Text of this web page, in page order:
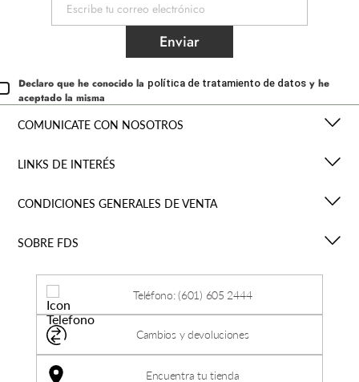
Enviar
Declaro que he conocido la política de tratamiento de datos y he
aceptado la misma
COMUNICATE CON NOSOTROS
LINKS DE INTERÉS
CONDICIONES GENERALES DE VENTA
SOBRE FDS
Teléfono: (601) 605 2444
Cambios y devoluciones
Encuentra tu tienda